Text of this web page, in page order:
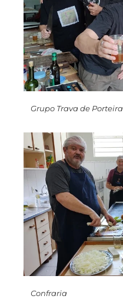
Grupo Trava de Porteira
Confraria